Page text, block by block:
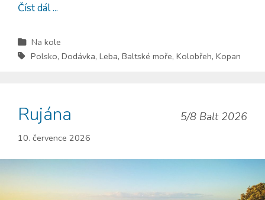
Číst dál ...
Na kole
Polsko, Dodávka, Leba, Baltské moře, Kolobřeh, Kopan
Rujána 5/8 Balt 2026
10. července 2026